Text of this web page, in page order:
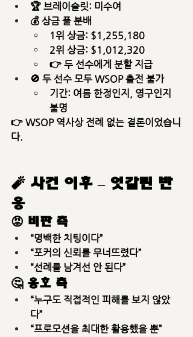
🏆 브레이슬릿: 미수여
💰 상금 풀 분배
1위 상금: $1,255,180
2위 상금: $1,012,320
👉 두 선수에게 분할 지급
🚫 두 선수 모두 WSOP 출전 불가
기간: 여름 한정인지, 영구인지
불명
👉 WSOP 역사상 전례 없는 결론이었습니
다.
🧨 사건 이후 – 엇갈린 반
응
😡 비판 측
“명백한 치팅이다”
“포커의 신뢰를 무너뜨렸다”
“선례를 남겨선 안 된다”
🤔 옹호 측
“누구도 직접적인 피해를 보지 않았
다”
“프로모션을 최대한 활용했을 뿐”